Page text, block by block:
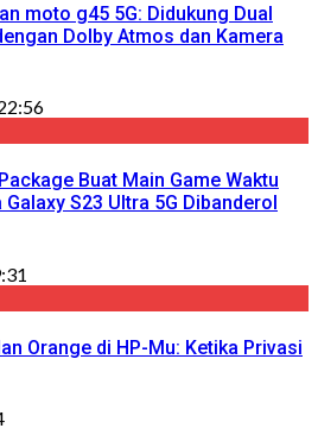
moto g45 5G: Didukung Dual
Dolby Atmos dan Kamera
Buat Main Game Waktu
S23 Ultra 5G Dibanderol
Orange di HP-Mu: Ketika Privasi